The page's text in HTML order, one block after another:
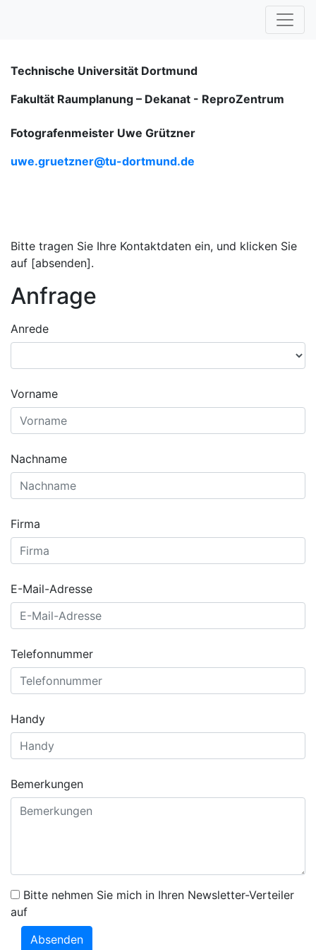
Technische Universität Dortmund
Fakultät Raumplanung – Dekanat - ReproZentrum
Fotografenmeister Uwe Grützner
uwe.gruetzner@tu-dortmund.de
Bitte tragen Sie Ihre Kontaktdaten ein, und klicken Sie
auf [absenden].
Anfrage
Anrede
Vorname
Nachname
Firma
E-Mail-Adresse
Telefonnummer
Handy
Bemerkungen
Bitte nehmen Sie mich in Ihren Newsletter-Verteiler
auf
Absenden